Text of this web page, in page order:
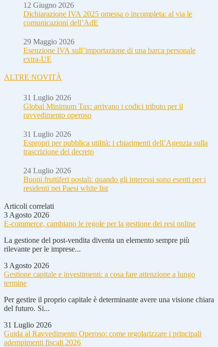
12 Giugno 2026
Dichiarazione IVA 2025 omessa o incompleta: al via le
comunicazioni dell’AdE
29 Maggio 2026
Esenzione IVA sull’importazione di una barca personale
extra-UE
ALTRE NOVITÀ
31 Luglio 2026
Global Minimum Tax: arrivano i codici tributo per il
ravvedimento operoso
31 Luglio 2026
Espropri per pubblica utilità: i chiarimenti dell’Agenzia sulla
trascrizione del decreto
24 Luglio 2026
Buoni fruttiferi postali: quando gli interessi sono esenti per i
residenti nei Paesi white list
Articoli correlati
3 Agosto 2026
E-commerce, cambiano le regole per la gestione dei resi online
La gestione del post-vendita diventa un elemento sempre più
rilevante per le imprese...
3 Agosto 2026
Gestione capitale e investimenti: a cosa fare attenzione a lungo
termine
Per gestire il proprio capitale è determinante avere una visione chiara
del futuro. Si...
31 Luglio 2026
Guida al Ravvedimento Operoso: come regolarizzare i principali
adempimenti fiscali 2026